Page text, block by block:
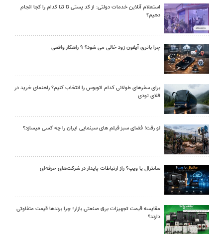
استعلام آنلاین خدمات دولتی: از کد پستی تا ثنا کدام را کجا انجام
دهیم؟
چرا باتری آیفون زود خالی می شود؟ ۹ راهکار واقعی
برای سفرهای طولانی کدام اتوبوس را انتخاب کنیم؟ راهنمای خرید در
فلای تودی
لو رفت! فضای سبز فیلم های سینمایی ایران را چه کسی میسازد؟
سانترال یا ویپ؟ راز ارتباطات پایدار در شرکت‌های حرفه‌ای
مقایسه قیمت تجهیزات برق صنعتی بازار؛ چرا برندها قیمت متفاوتی
دارند؟